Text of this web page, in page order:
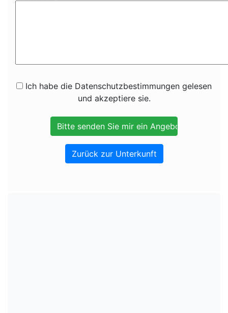
Ich habe die Datenschutzbestimmungen gelesen
und akzeptiere sie.
Zurück zur Unterkunft